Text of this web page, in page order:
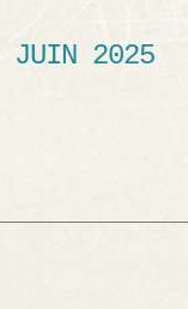
JUIN 2025